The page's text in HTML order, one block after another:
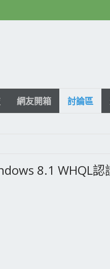
網友開箱 討論區
8.1 WHQL認